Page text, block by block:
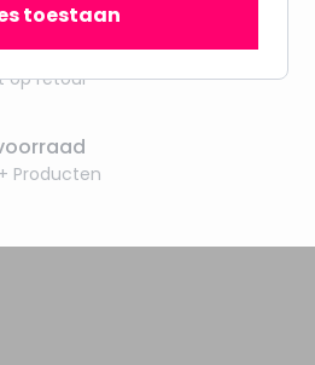
+ snel geleverd
NL & BE
op retour
Producten
toestaan